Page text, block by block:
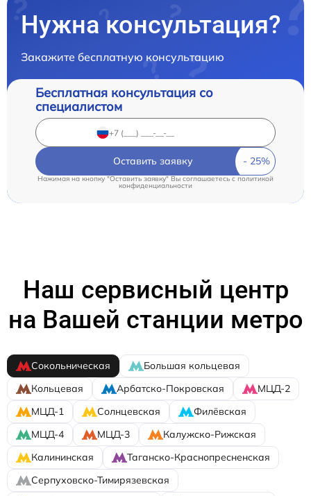
Нужна консультация?
Закажите бесплатную консультацию
Бесплатная консультация со
специалистом
Оставить заявку
Нажимая на кнопку "Оставить заявку" Вы соглашаетесь c политикой
конфиденциальности
Наш сервисный центр
на Вашей станции метро
Сокольническая
Большая кольцевая
Кольцевая
Арбатско-Покровская
МЦД-2
МЦД-1
Солнцевская
Филёвская
МЦД-4
МЦД-3
Калужско-Рижская
Калининская
Таганско-Краснопресненская
Серпуховско-Тимирязевская